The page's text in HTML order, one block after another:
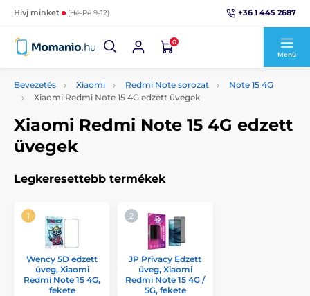
Hívj minket (Hé-Pé 9-12) +36 1 445 2687
0
Menü
Bevezetés Xiaomi Redmi Note sorozat
Note 15 4G
Xiaomi Redmi Note 15 4G edzett üvegek
Xiaomi Redmi Note 15 4G edzett
üvegek
Legkeresettebb termékek
Wency 5D edzett
üveg, Xiaomi
Redmi Note 15 4G,
fekete
JP Privacy Edzett
üveg, Xiaomi
Redmi Note 15 4G /
5G, fekete